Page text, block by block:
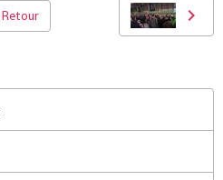
Retour